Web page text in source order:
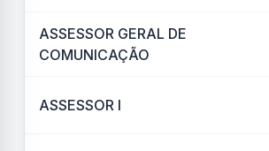
ASSESSOR GERAL DE
COMUNICAÇÃO
ASSESSOR I